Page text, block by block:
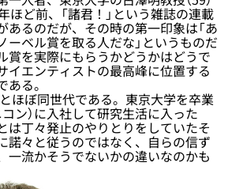
ほど前、「諸君！」という雑誌の連載
あるのだが、その時の第一印象は「あ
ーベル賞を取る人だな」というものだ
賞を実際にもらうかどうかはどうで
イエンティストの最高峰に位置する
る。
ほぼ同世代である。東京大学を卒業
ン）に入社して研究生活に入った
は丁々発止のやりとりをしていたそ
諾々と従うのではなく、自らの信ず
一流かそうでないかの違いなのかも